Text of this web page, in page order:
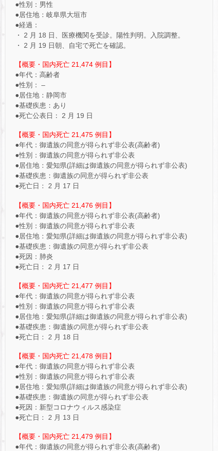
●性別：男性
●居住地：岐阜県大垣市
●経過：
・ 2 月 18 日、医療機関を受診。陽性判明。入院調整。
・ 2 月 19 日朝、自宅で死亡を確認。
【概要・国内死亡 21,474 例目】
●年代：高齢者
●性別： –
●居住地：静岡市
●基礎疾患：あり
●死亡公表日： 2 月 19 日
【概要・国内死亡 21,475 例目】
●年代：御遺族の同意が得られず非公表(高齢者)
●性別：御遺族の同意が得られず非公表
●居住地：愛知県(詳細は御遺族の同意が得られず非公表)
●基礎疾患：御遺族の同意が得られず非公表
●死亡日： 2 月 17 日
【概要・国内死亡 21,476 例目】
●年代：御遺族の同意が得られず非公表(高齢者)
●性別：御遺族の同意が得られず非公表
●居住地：愛知県(詳細は御遺族の同意が得られず非公表)
●基礎疾患：御遺族の同意が得られず非公表
●死因：肺炎
●死亡日： 2 月 17 日
【概要・国内死亡 21,477 例目】
●年代：御遺族の同意が得られず非公表
●性別：御遺族の同意が得られず非公表
●居住地：愛知県(詳細は御遺族の同意が得られず非公表)
●基礎疾患：御遺族の同意が得られず非公表
●死亡日： 2 月 18 日
【概要・国内死亡 21,478 例目】
●年代：御遺族の同意が得られず非公表
●性別：御遺族の同意が得られず非公表
●居住地：愛知県(詳細は御遺族の同意が得られず非公表)
●基礎疾患：御遺族の同意が得られず非公表
●死因：新型コロナウィルス感染症
●死亡日： 2 月 13 日
【概要・国内死亡 21,479 例目】
●年代：御遺族の同意が得られず非公表(高齢者)